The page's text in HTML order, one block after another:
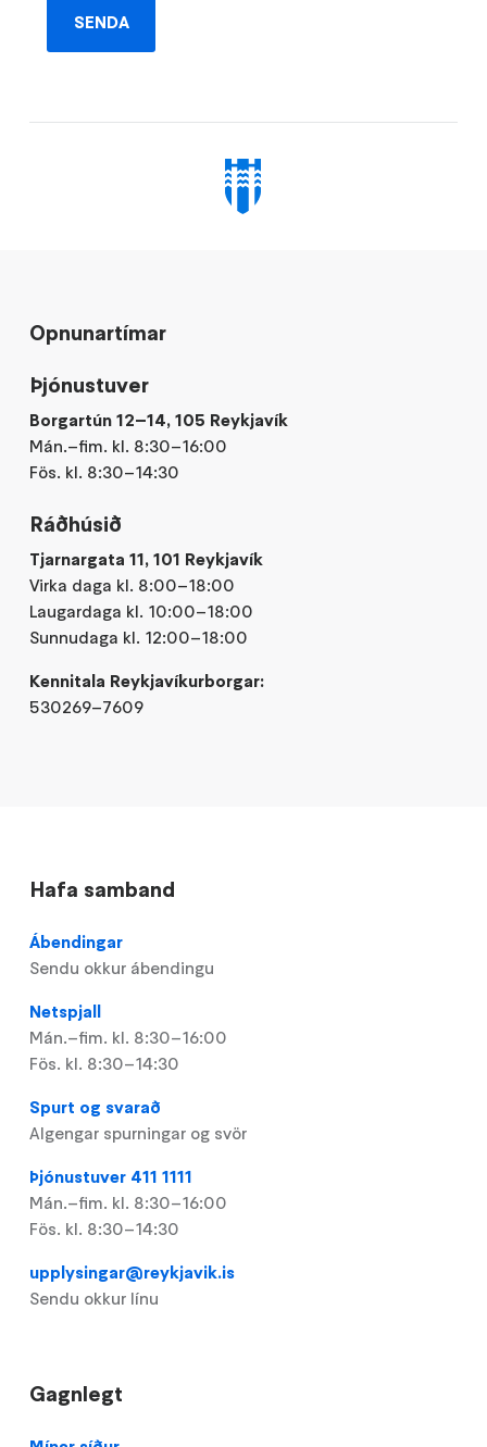
Opnunartímar
Þjónustuver
Borgartún 12–14, 105 Reykjavík
Mán.–fim. kl. 8:30–16:00
Fös. kl. 8:30–14:30
Ráðhúsið
Tjarnargata 11, 101 Reykjavík
Virka daga kl. 8:00–18:00
Laugardaga kl. 10:00–18:00
Sunnudaga kl. 12:00–18:00
Kennitala Reykjavíkurborgar:
530269–7609
Hafa samband
Ábendingar
Sendu okkur ábendingu
Netspjall
Mán.–fim. kl. 8:30–16:00
Fös. kl. 8:30–14:30
Spurt og svarað
Algengar spurningar og svör
Þjónustuver 411 1111
Mán.–fim. kl. 8:30–16:00
Fös. kl. 8:30–14:30
upplysingar@reykjavik.is
Sendu okkur línu
Gagnlegt